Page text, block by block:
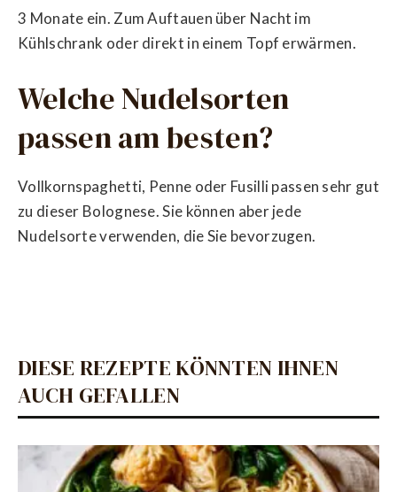
3 Monate ein. Zum Auftauen über Nacht im
Kühlschrank oder direkt in einem Topf erwärmen.
Welche Nudelsorten
passen am besten?
Vollkornspaghetti, Penne oder Fusilli passen sehr gut
zu dieser Bolognese. Sie können aber jede
Nudelsorte verwenden, die Sie bevorzugen.
DIESE REZEPTE KÖNNTEN IHNEN
AUCH GEFALLEN